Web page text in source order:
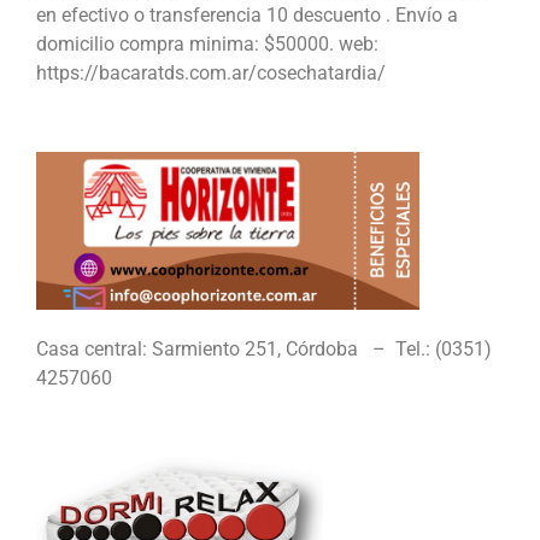
en efectivo o transferencia 10 descuento . Envío a
domicilio compra minima: $50000. web:
https://bacaratds.com.ar/cosechatardia/
Casa central: Sarmiento 251, Córdoba – Tel.: (0351)
4257060